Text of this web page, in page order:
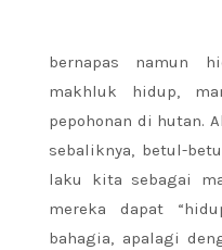
bernapas namun
makhluk hidup,
pepohonan di hutan.
sebaliknya, betul-
laku kita sebagai
mereka dapat
bahagia, apalagi